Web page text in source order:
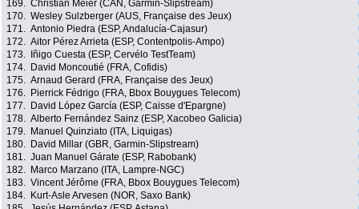
169. Christian Meier (CAN, Garmin-Slipstream)
170. Wesley Sulzberger (AUS, Française des Jeux)
171. Antonio Piedra (ESP, Andalucía-Cajasur)
172. Aitor Pérez Arrieta (ESP, Contentpolis-Ampo)
173.
Iñigo Cuesta (ESP, Cervélo TestTeam)
174.
David Moncoutié (FRA, Cofidis)
175. Arnaud Gerard (FRA, Française des Jeux)
176.
Pierrick Fédrigo (FRA, Bbox Bouygues Telecom)
177.
David López García (ESP, Caisse d'Epargne)
178. Alberto Fernández Sainz (ESP, Xacobeo Galicia)
179.
Manuel Quinziato (ITA, Liquigas)
180.
David Millar (GBR, Garmin-Slipstream)
181. Juan Manuel Gárate (ESP, Rabobank)
182.
Marco Marzano (ITA, Lampre-NGC)
183. Vincent Jérôme (FRA, Bbox Bouygues Telecom)
184.
Kurt-Asle Arvesen (NOR, Saxo Bank)